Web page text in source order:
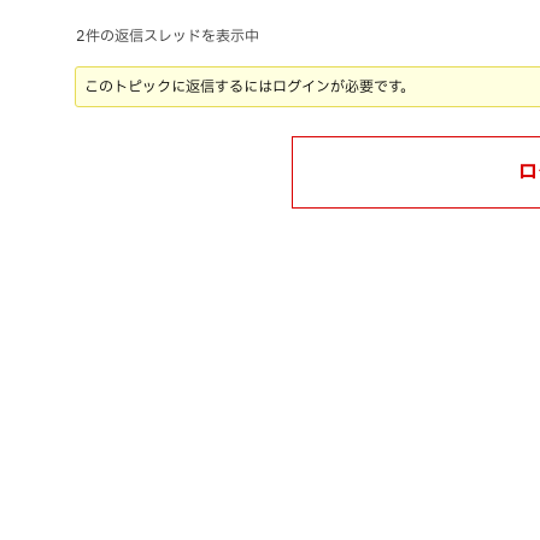
2件の返信スレッドを表示中
このトピックに返信するにはログインが必要です。